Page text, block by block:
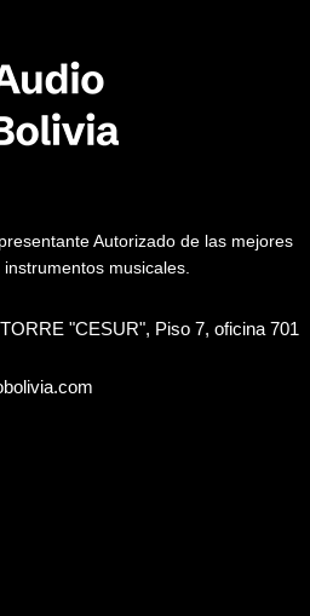
Autorizado de las mejores
musicales.
"CESUR", Piso 7, oficina 701